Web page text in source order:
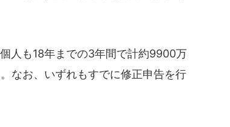
人も18年までの3年間で計約9900万
なお、いずれもすでに修正申告を行